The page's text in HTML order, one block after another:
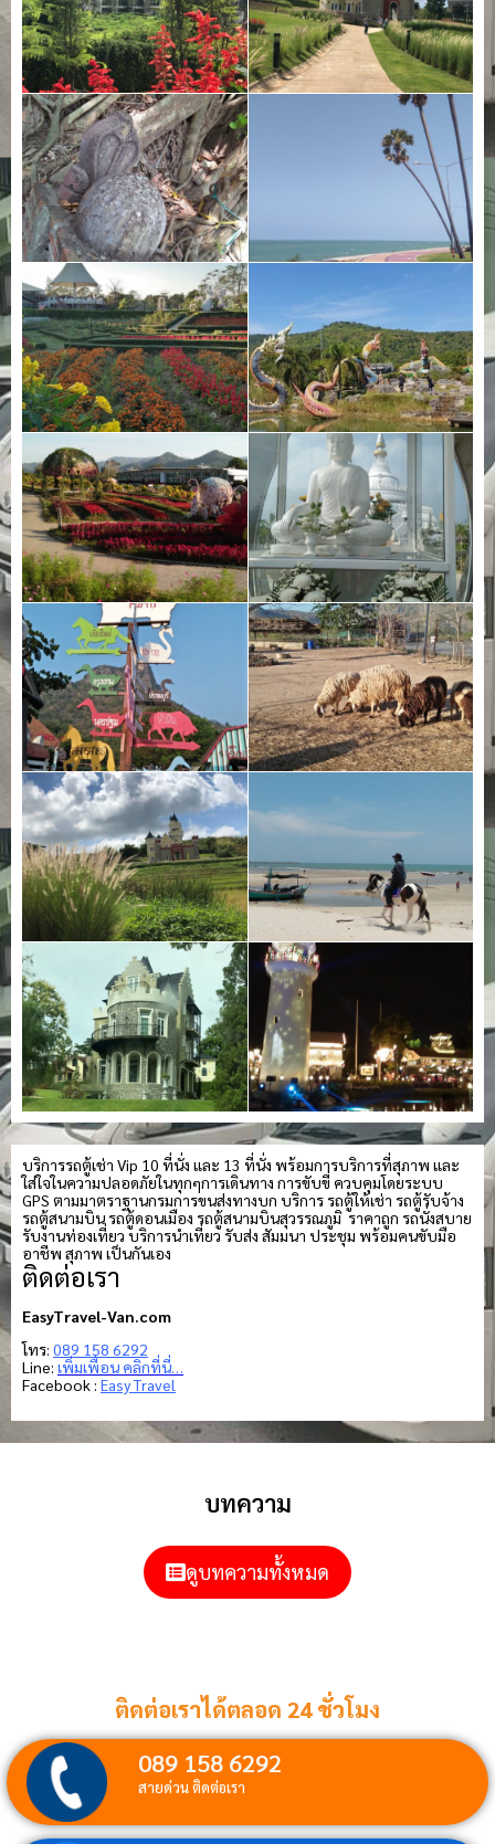
บริการรถตู้เช่า Vip 10 ที่นั่ง และ 13 ที่นั่ง พร้อมการบริการที่สุภาพ และ
ใส่ใจในความปลอดภัยในทุกๆการเดินทาง การขับขี่ ควบคุมโดยระบบ
GPS ตามมาตราฐานกรมการขนส่งทางบก บริการ รถตู้ให้เช่า รถตู้รับจ้าง
รถตู้สนามบิน รถตู้ดอนเมือง รถตู้สนามบินสุวรรณภูมิ ราคาถูก รถนั่งสบาย
รับงานท่องเที่ยว บริการนำเที่ยว รับส่ง สัมมนา ประชุม พร้อมคนขับมือ
อาชีพ สุภาพ เป็นกันเอง
ติดต่อเรา
EasyTravel-Van.com
โทร: 089 158 6292
Line: เพิ่มเพื่อน คลิกที่นี่…
Facebook : Easy Travel
บทความ
ดูบทความทั้งหมด
ติดต่อเราได้ตลอด 24 ชั่วโมง
089 158 6292
สายด่วน ติดต่อเรา